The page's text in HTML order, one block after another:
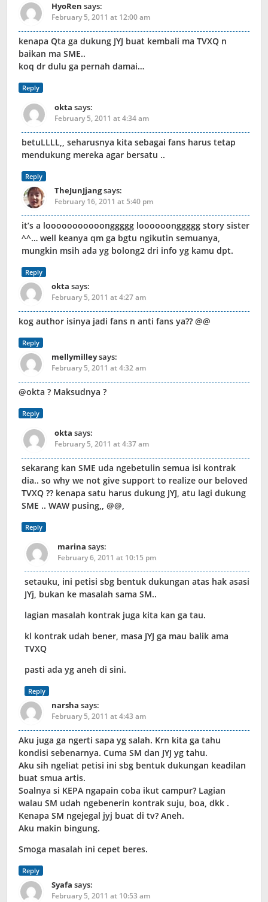
HyoRen says:
February 5, 2011 at 12:00 am
kenapa Qta ga dukung JYJ buat kembali ma TVXQ n
baikan ma SME..
koq dr dulu ga pernah damai…
Reply
okta says:
February 5, 2011 at 4:34 am
betuLLLL,, seharusnya kita sebagai fans harus tetap
mendukung mereka agar bersatu ..
Reply
TheJunJjangsays:
February 16, 2011 at 5:40 pm
it’s a looooooooooonggggg loooooonggggg story sister
^^… well keanya qm ga bgtu ngikutin semuanya,
mungkin msih ada yg bolong2 dri info yg kamu dpt.
Reply
okta says:
February 5, 2011 at 4:27 am
kog author isinya jadi fans n anti fans ya?? @@
Reply
mellymilleysays:
February 5, 2011 at 4:32 am
@okta ? Maksudnya ?
Reply
okta says:
February 5, 2011 at 4:37 am
sekarang kan SME uda ngebetulin semua isi kontrak
dia.. so why we not give support to realize our beloved
TVXQ ?? kenapa satu harus dukung JYJ, atu lagi dukung
SME .. WAW pusing,, @@,
Reply
marina says:
February 6, 2011 at 10:15 pm
setauku, ini petisi sbg bentuk dukungan atas hak asasi
JYj, bukan ke masalah sama SM..
lagian masalah kontrak juga kita kan ga tau.
kl kontrak udah bener, masa JYJ ga mau balik ama
TVXQ
pasti ada yg aneh di sini.
Reply
narsha says:
February 5, 2011 at 4:43 am
Aku juga ga ngerti sapa yg salah. Krn kita ga tahu
kondisi sebenarnya. Cuma SM dan JYJ yg tahu.
Aku sih ngeliat petisi ini sbg bentuk dukungan keadilan
buat smua artis.
Soalnya si KEPA ngapain coba ikut campur? Lagian
walau SM udah ngebenerin kontrak suju, boa, dkk .
Kenapa SM ngejegal jyj buat di tv? Aneh.
Aku makin bingung.
Smoga masalah ini cepet beres.
Reply
Syafa says:
February 5, 2011 at 10:53 am